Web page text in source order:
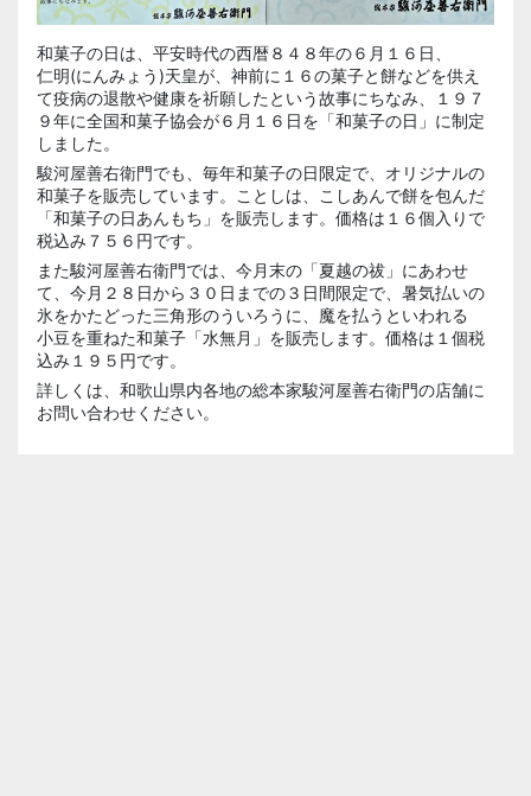
和菓子の日は、平安時代の西暦８４８年の６月１６日、
仁明(にんみょう)天皇が、神前に１６の菓子と餅などを供え
て疫病の退散や健康を祈願したという故事にちなみ、１９７
９年に全国和菓子協会が６月１６日を「和菓子の日」に制定
しました。
駿河屋善右衛門でも、毎年和菓子の日限定で、オリジナルの
和菓子を販売しています。ことしは、こしあんで餅を包んだ
「和菓子の日あんもち」を販売します。価格は１６個入りで
税込み７５６円です。
また駿河屋善右衛門では、今月末の「夏越の祓 」にあわせ
て、今月２８日から３０日までの３日間限定で、暑気払いの
氷をかたどった三角形のういろうに、魔を払うといわれる
小豆を重ねた和菓子「水無月 」を販売します。価格は１個税
込み１９５円です。
詳しくは、和歌山県内各地の総本家駿河屋善右衛門の店舗に
お問い合わせください。